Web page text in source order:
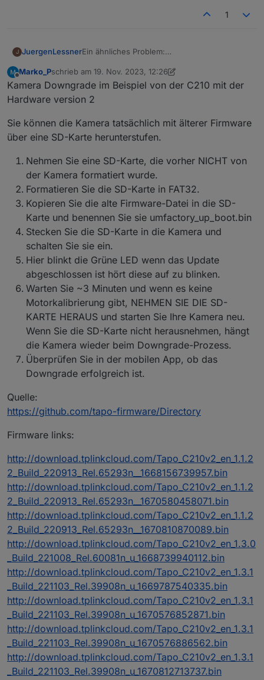
1
J JuergenLessnerEin ähnliches Problem:
ioBroker
ioBroker Version 6.10.1 (läuft auf RPi 4 in
Docker)
Tapo Adapter Version 0.1.1 (selbes Problem
8 x P100
2 x H100 mit verschiedenen Sensoren
ein paar Lampen
Es geht jedoch primär um P110 und die
Schaltzustände von P100 und P110.
P100 erhalten keinen aktuellen Status zB. an
P110 erhalten keinen aktuellen Statur zB.
aktuelle Watt.
Nur ein einziger P110 bekommt aktuelle Daten
gepollt!
Alle P110 (wie auch die P100) sind selbe
Hardwareversion und sind am gleichen
Firmwarestand
P110 HW Version 1.0; FW 1.2.3 Build 230425
Rel.142542
Der einzige P110 der "funktioniert" hat
zusätzlich zum Wert "current_power" in
Milliwatt auch den Wert "current", der die
aktuelle Wattleistung identisch zur Android
Smartphone App in Watt anzeigt.
Alle vier P110 haben die selben Einstellungen,
sind im selben Netz, RPi ist ebenso im selben
Netz, alle erhalten reservierte IP vom DHCP,
alle haben uneingeschränkten Zugang ins
Internet, alle zeigen im Smartphone App
korrekte Werte an und sind erreichbar /
Beide Hub H100 werden als P100 initialisiert?!
Es erscheint im Log laufend diese
Fehlermeldung:
probably your credentials are not valid. Please
make sure you set your TAPO Cloud
password
Marko_Pschrieb am 19. Nov. 2023, 12:26
zuletzt editiert von Marko_P
Kamera Downgrade im Beispiel von der C210 mit der
Hardware version 2
Sie können die Kamera tatsächlich mit älterer Firmware
über eine SD-Karte herunterstufen.
Nehmen Sie eine SD-Karte, die vorher NICHT von
der Kamera formatiert wurde.
Formatieren Sie die SD-Karte in FAT32.
Kopieren Sie die alte Firmware-Datei in die SD-
Karte und benennen Sie sie umfactory_up_boot.bin
Stecken Sie die SD-Karte in die Kamera und
schalten Sie sie ein.
Hier blinkt die Grüne LED wenn das Update
abgeschlossen ist hört diese auf zu blinken.
Warten Sie ~3 Minuten und wenn es keine
Motorkalibrierung gibt, NEHMEN SIE DIE SD-
KARTE HERAUS und starten Sie Ihre Kamera neu.
Wenn Sie die SD-Karte nicht herausnehmen, hängt
die Kamera wieder beim Downgrade-Prozess.
Überprüfen Sie in der mobilen App, ob das
Downgrade erfolgreich ist.
Quelle:
https://github.com/tapo-firmware/Directory
Firmware links:
http://download.tplinkcloud.com/Tapo_C210v2_en_1.1.2
2_Build_220913_Rel.65293n__1668156739957.bin
http://download.tplinkcloud.com/Tapo_C210v2_en_1.1.2
2_Build_220913_Rel.65293n__1670580458071.bin
http://download.tplinkcloud.com/Tapo_C210v2_en_1.1.2
2_Build_220913_Rel.65293n__1670810870089.bin
http://download.tplinkcloud.com/Tapo_C210v2_en_1.3.0
_Build_221008_Rel.60081n_u_1668739940112.bin
http://download.tplinkcloud.com/Tapo_C210v2_en_1.3.1
_Build_221103_Rel.39908n_u_1669787540335.bin
http://download.tplinkcloud.com/Tapo_C210v2_en_1.3.1
_Build_221103_Rel.39908n_u_1670576852871.bin
http://download.tplinkcloud.com/Tapo_C210v2_en_1.3.1
_Build_221103_Rel.39908n_u_1670576886562.bin
http://download.tplinkcloud.com/Tapo_C210v2_en_1.3.1
_Build_221103_Rel.39908n_u_1670812713737.bin